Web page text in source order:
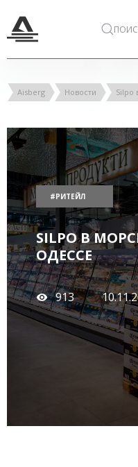
Aisberg Новости
#РИТЕЙЛ
SILPO В
ОДЕССЕ
913